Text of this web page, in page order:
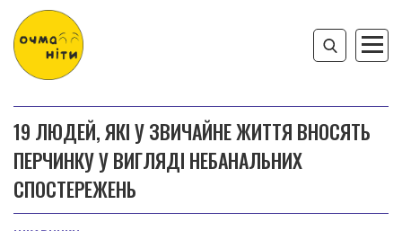
19 ЛЮДЕЙ, ЯКІ У ЗВИЧАЙНЕ ЖИТТЯ ВНОСЯТЬ
ПЕРЧИНКУ У ВИГЛЯДІ НЕБАНАЛЬНИХ
СПОСТЕРЕЖЕНЬ